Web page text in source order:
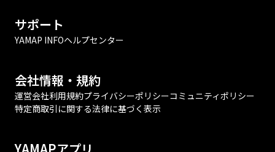
サポート
YAMAP INFOヘルプセンター
会社情報・規約
運営会社利用規約プライバシーポリシーコミュニティポリシー
特定商取引に関する法律に基づく表示